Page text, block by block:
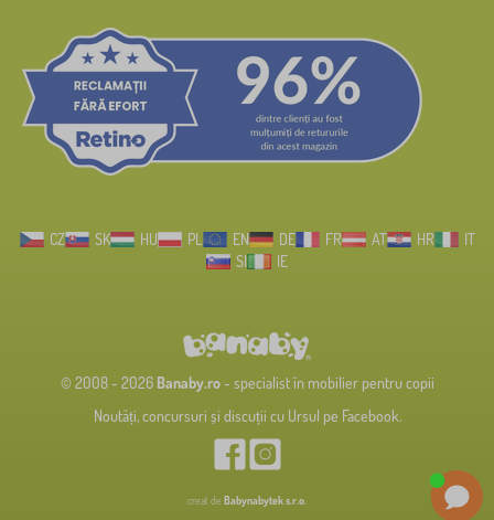
CZ SK HU PL EN DE FR AT HR
IT
SI
IE
© 2008 - 2026 Banaby.ro- specialist în mobilier pentru copii
Noutăți, concursuri și discuții cu Ursul pe Facebook.
creat de Babynabytek s.r.o.